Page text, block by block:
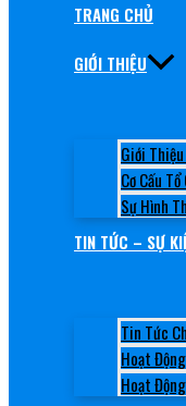
TRANG CHỦ
GIỚI THIỆU
Giới
Cơ Cấu
Sự Hình
TIN TỨC – SỰ
Tin Tức
Hoạt
Hoạt